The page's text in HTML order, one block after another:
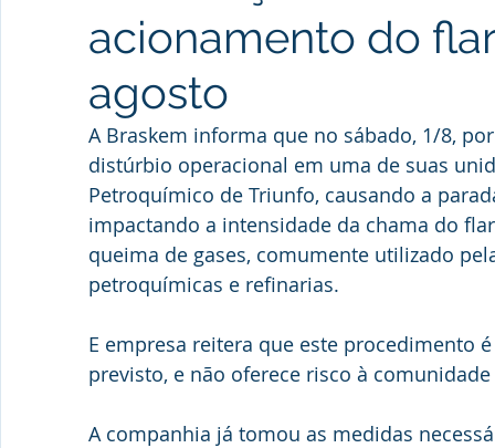
acionamento do
agosto
A Braskem informa que no sábado, 1/8,
distúrbio operacional em uma de suas
Petroquímico de Triunfo, causando a
impactando a intensidade da chama do
queima de gases, comumente utilizado
petroquímicas e refinarias.
E empresa reitera que este procedimento
previsto, e não oferece risco à
A companhia já tomou as medidas